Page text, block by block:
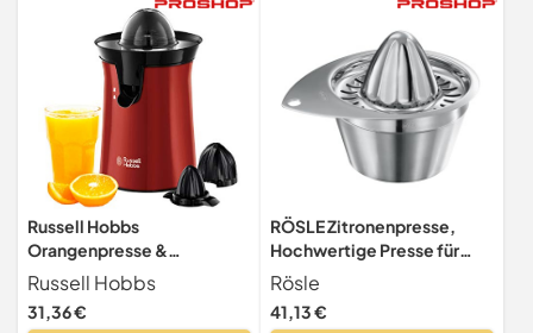
Russell Hobbs
Orangenpresse &
Zitruspresse elektrisch
[links-& rechtsrotierend, 2
Presskegel für
Russell Hobbs
31,36 €
RÖSLE Zitronenpresse,
Hochwertige Presse für
Zitrusfrüchte wie Zitronen,
Limetten und Orangen mit
extra großem
Rösle
41,13 €